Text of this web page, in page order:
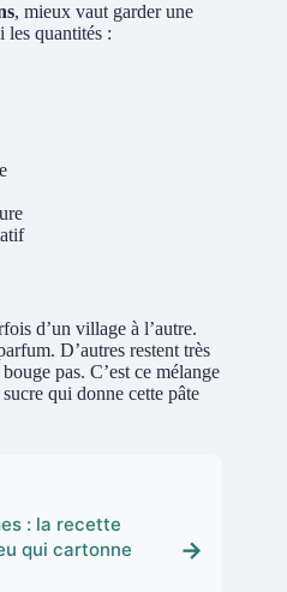
, mieux vaut garder une
les quantités :
d’un village à l’autre.
D’autres restent très
pas. C’est ce mélange
qui donne cette pâte
: la recette
qui cartonne
→